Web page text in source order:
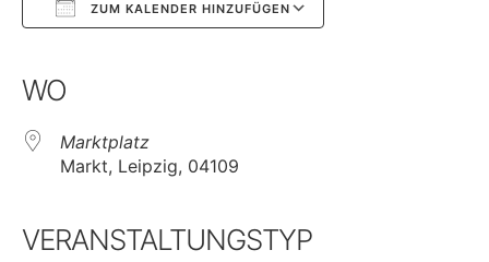
ZUM KALENDER HINZUFÜGEN
WO
Marktplatz
Markt, Leipzig, 04109
VERANSTALTUNGSTYP